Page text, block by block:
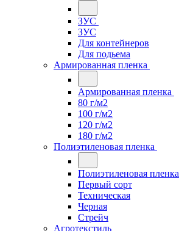
ЗУС
ЗУС
Для контейнеров
Для подьема
Армированная пленка
Армированная пленка
80 г/м2
100 г/м2
120 г/м2
180 г/м2
Полиэтиленовая пленка
Полиэтиленовая пленка
Первый сорт
Техническая
Черная
Стрейч
Агротекстиль